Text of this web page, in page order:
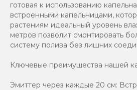
готовая к использованию
встроенными капельницами,
растениям идеальный уровень
метров позволит смонтировать
систему полива без лишних
Ключевые преимущества нашей
Эмиттер через каждые 20 см: